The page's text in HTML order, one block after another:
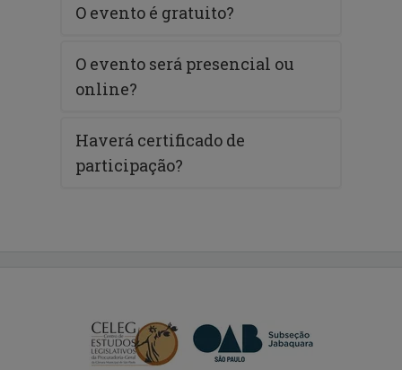
O evento é gratuito?
O evento será presencial ou
online?
Haverá certificado de
participação?